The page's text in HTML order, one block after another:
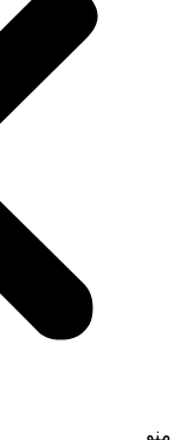
منو